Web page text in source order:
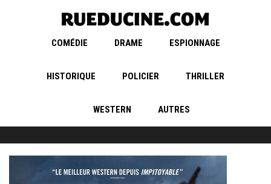
COMÉDIE DRAME ESPIONNAGE
HISTORIQUE POLICIER THRILLER
WESTERN AUTRES